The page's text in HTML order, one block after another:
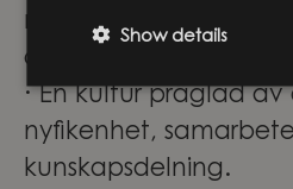
möjligheter att
compliance &
· En kultur präglad av
nyfikenhet,
kunskapsdelning.
Show details